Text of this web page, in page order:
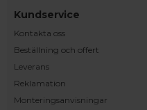
Kundservice
Kontakta oss
Beställning och offert
Leverans
Reklamation
Monteringsanvisningar